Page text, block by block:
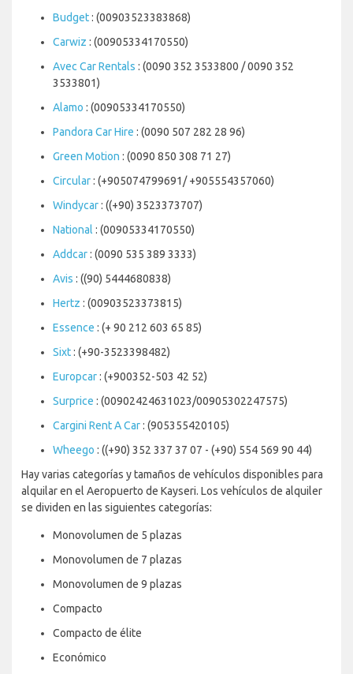
Budget: (00903523383868)
Carwiz : (00905334170550)
Avec Car Rentals : (0090 352 3533800 / 0090 352
3533801)
Alamo : (00905334170550)
Pandora Car Hire : (0090 507 282 28 96)
Green Motion : (0090 850 308 71 27)
Circular: (+905074799691/ +905554357060)
Windycar: ((+90) 3523373707)
National : (00905334170550)
Addcar: (0090 535 389 3333)
Avis : ((90) 5444680838)
Hertz : (00903523373815)
Essence : (+ 90 212 603 65 85)
Sixt: (+90-3523398482)
Europcar: (+900352-503 42 52)
Surprice : (00902424631023/00905302247575)
Cargini Rent A Car: (905355420105)
Wheego : ((+90) 352 337 37 07 - (+90) 554 569 90 44)
Hay varias categorías y tamaños de vehículos disponibles para
alquilar en el Aeropuerto de Kayseri. Los vehículos de alquiler
se dividen en las siguientes categorías:
Monovolumen de 5 plazas
Monovolumen de 7 plazas
Monovolumen de 9 plazas
Compacto
Compacto de élite
Económico